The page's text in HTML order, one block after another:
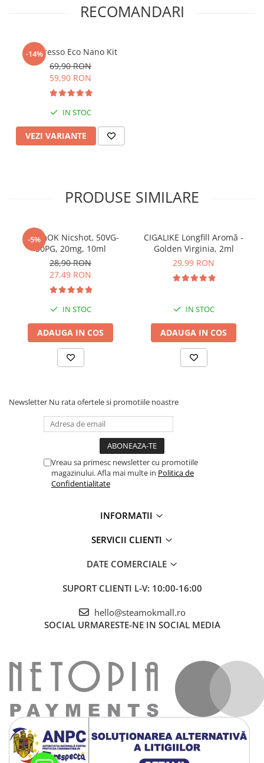
RECOMANDARI
-14%
Vaporesso Eco Nano Kit
69,90 RON
59,90 RON
IN STOC
VEZI VARIANTE
PRODUSE SIMILARE
-5%
SteamOK Nicshot, 50VG-
50PG, 20mg, 10ml
28,90 RON
27,49 RON
IN STOC
ADAUGA IN COS
CIGALIKE Longfill Aromă -
Golden Virginia, 2ml
29,99 RON
IN STOC
ADAUGA IN COS
Newsletter Nu rata ofertele si promotiile noastre
Vreau sa primesc newsletter cu promotiile
magazinului. Afla mai multe in Politica de
Confidentialitate
INFORMATII
SERVICII CLIENTI
DATE COMERCIALE
SUPORT CLIENTI L-V: 10:00-16:00
hello@steamokmall.ro
SOCIAL URMARESTE-NE IN SOCIAL MEDIA